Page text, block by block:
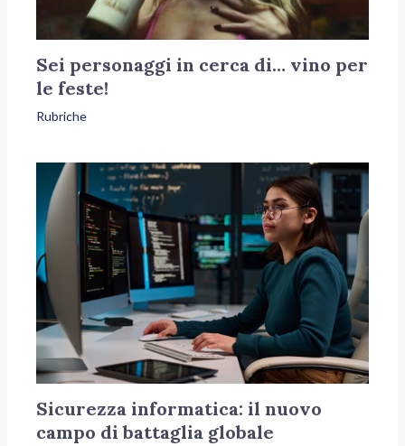
Sei personaggi in cerca di… vino per
le feste!
Rubriche
Sicurezza informatica: il nuovo
campo di battaglia globale